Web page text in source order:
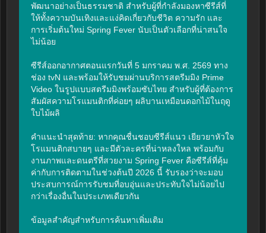
พัฒนาอย่างเป็นธรรมชาติ สำหรับผู้ที่กำลังมองหาซีรีส์ที่
ให้ทั้งความบันเทิงและแง่คิดเกี่ยวกับชีวิต ความรัก และ
การเริ่มต้นใหม่ Spring Fever นับเป็นตัวเลือกที่น่าสนใจ
ไม่น้อย
ซีรีส์ออกอากาศตอนแรกวันที่ 5 มกราคม พ.ศ. 2569 ทาง
ช่อง tvN และพร้อมให้รับชมผ่านบริการสตรีมมิง Prime
Video ในรูปแบบสตรีมมิงพร้อมซับไทย สำหรับผู้ที่ต้องการ
สัมผัสความโรแมนติกที่ค่อยๆ ผลิบานเหมือนดอกไม้ในฤดู
ใบไม้ผลิ
คำแนะนำสุดท้าย: หากคุณชื่นชอบซีรีส์แนว เยียวยาหัวใจ
โรแมนติกสบายๆ และมีตัวละครที่น่าหลงใหล พร้อมกับ
งานภาพและดนตรีที่สวยงาม Spring Fever คือซีรีส์ที่คุ้ม
ค่ากับการติดตามในช่วงต้นปี 2026 นี้ รับรองว่าจะมอบ
ประสบการณ์การรับชมที่อบอุ่นและประทับใจไม่น้อยไป
กว่าเรื่องอื่นในประเภทเดียวกัน
ข้อมูลสำคัญสำหรับการค้นหาเพิ่มเติม